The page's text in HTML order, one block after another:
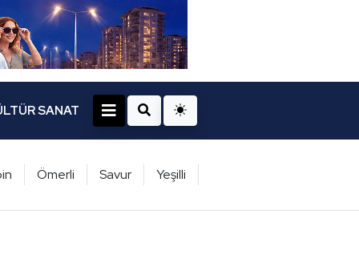
SANAT
Ömerli Savur Yeşilli